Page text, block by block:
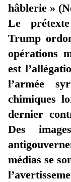
hâblerie »
Le
Trump
opérations
est
l’armée
chimiques
dernier
Des
médias se